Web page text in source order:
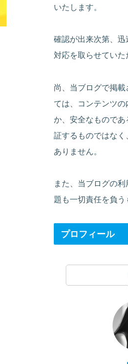
いたします。
確認が出来次第、
対応を取らせていた
尚、当ブログで掲載
ては、コンテンツの
か、安全なもので
証するものではな
ありません。
また、当ブログの
題も一切責任を負う
プロフィール